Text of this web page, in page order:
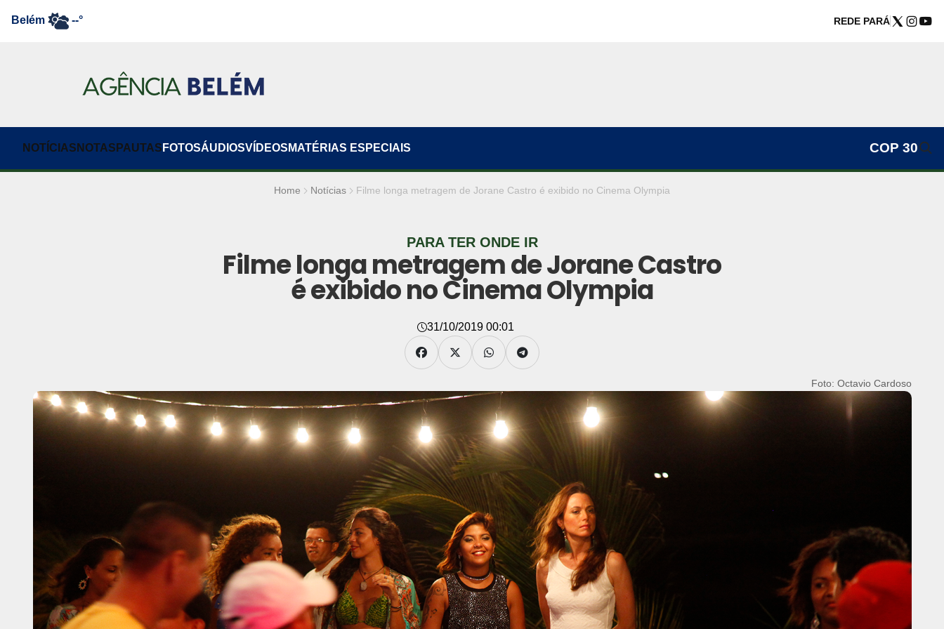
Belém --° REDE PARÁ
NOTÍCIAS NOTAS PAUTAS FOTOSÁUDIOSVÍDEOS MATÉRIAS ESPECIAIS COP 30
Home Notícias Filme longa metragem de Jorane Castro é exibido no Cinema Olympia
PARA TER ONDE IR
Filme longa metragem de Jorane Castro
é exibido no Cinema Olympia
31/10/2019 00:01
Foto: Octavio Cardoso